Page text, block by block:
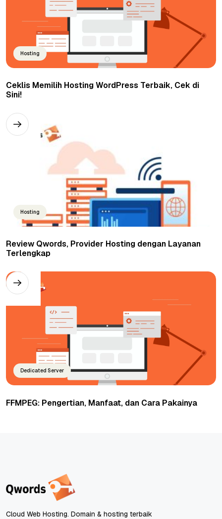
Hosting
Ceklis Memilih Hosting WordPress Terbaik, Cek di
Sini!
Hosting
Review Qwords, Provider Hosting dengan Layanan
Terlengkap
Dedicated Server
FFMPEG: Pengertian, Manfaat, dan Cara Pakainya
Cloud Web Hosting. Domain & hosting terbaik